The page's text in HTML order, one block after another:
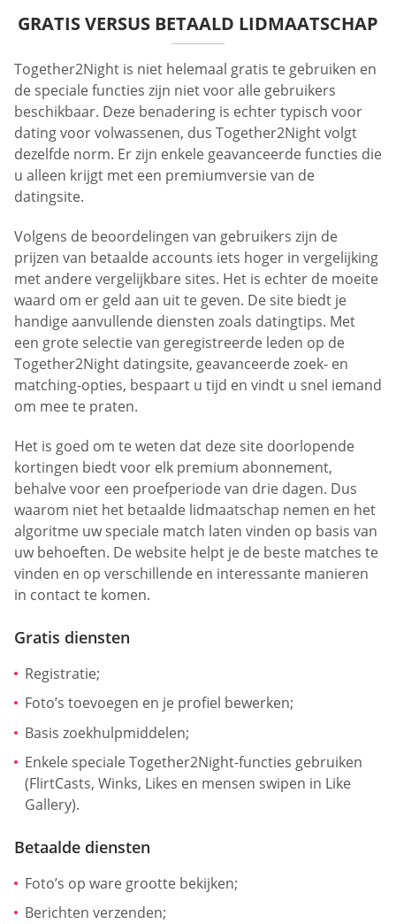
GRATIS VERSUS BETAALD LIDMAATSCHAP
Together2Night is niet helemaal gratis te gebruiken en
de speciale functies zijn niet voor alle gebruikers
beschikbaar. Deze benadering is echter typisch voor
dating voor volwassenen, dus Together2Night volgt
dezelfde norm. Er zijn enkele geavanceerde functies die
u alleen krijgt met een premiumversie van de
datingsite.
Volgens de beoordelingen van gebruikers zijn de
prijzen van betaalde accounts iets hoger in vergelijking
met andere vergelijkbare sites. Het is echter de moeite
waard om er geld aan uit te geven. De site biedt je
handige aanvullende diensten zoals datingtips. Met
een grote selectie van geregistreerde leden op de
Together2Night datingsite, geavanceerde zoek- en
matching-opties, bespaart u tijd en vindt u snel iemand
om mee te praten.
Het is goed om te weten dat deze site doorlopende
kortingen biedt voor elk premium abonnement,
behalve voor een proefperiode van drie dagen. Dus
waarom niet het betaalde lidmaatschap nemen en het
algoritme uw speciale match laten vinden op basis van
uw behoeften. De website helpt je de beste matches te
vinden en op verschillende en interessante manieren
in contact te komen.
Gratis diensten
Registratie;
Foto’s toevoegen en je profiel bewerken;
Basis zoekhulpmiddelen;
Enkele speciale Together2Night-functies gebruiken
(FlirtCasts, Winks, Likes en mensen swipen in Like
Gallery).
Betaalde diensten
Foto’s op ware grootte bekijken;
Berichten verzenden;